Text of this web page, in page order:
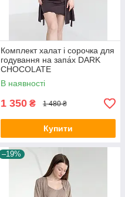
Комплект халат і сорочка для
годування на запа́х DARK
CHOCOLATE
В наявності
1 350 ₴ 1 480 ₴
Купити
–19%